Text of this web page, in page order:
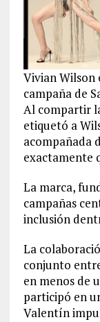
Vivian Wilson
campaña de
Al compartir
etiquetó a
acompañada
exactamente
La marca,
campañas
inclusión
La
conjunto
en menos de
participó en
Valentín